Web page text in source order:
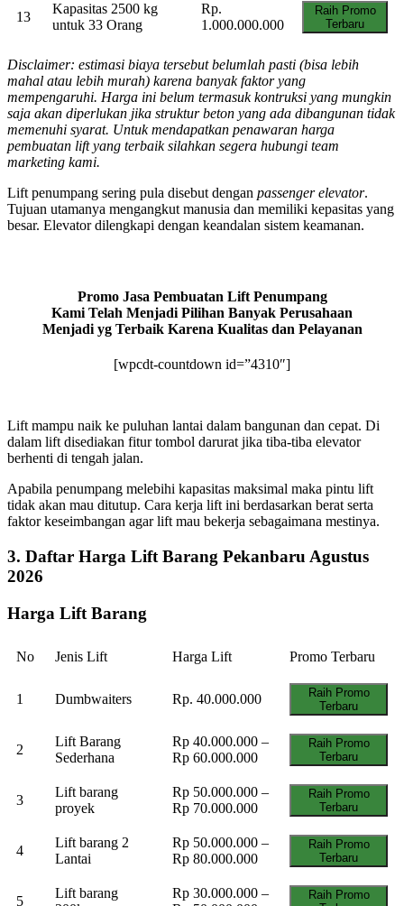
13
Kapasitas 2500 kg
untuk 33 Orang
Rp.
1.000.000.000
Raih Promo
Terbaru
Disclaimer: estimasi biaya tersebut belumlah pasti (bisa lebih
mahal atau lebih murah) karena banyak faktor yang
mempengaruhi. Harga ini belum termasuk kontruksi yang mungkin
saja akan diperlukan jika struktur beton yang ada dibangunan tidak
memenuhi syarat. Untuk mendapatkan penawaran harga
pembuatan lift yang terbaik silahkan segera hubungi team
marketing kami.
Lift penumpang sering pula disebut dengan passenger elevator.
Tujuan utamanya mengangkut manusia dan memiliki kepasitas yang
besar. Elevator dilengkapi dengan keandalan sistem keamanan.
Promo Jasa Pembuatan Lift Penumpang
Kami Telah Menjadi Pilihan Banyak Perusahaan
Menjadi yg Terbaik Karena Kualitas dan Pelayanan
[wpcdt-countdown id=”4310″]
Lift mampu naik ke puluhan lantai dalam bangunan dan cepat. Di
dalam lift disediakan fitur tombol darurat jika tiba-tiba elevator
berhenti di tengah jalan.
Apabila penumpang melebihi kapasitas maksimal maka pintu lift
tidak akan mau ditutup. Cara kerja lift ini berdasarkan berat serta
faktor keseimbangan agar lift mau bekerja sebagaimana mestinya.
3. Daftar Harga Lift Barang Pekanbaru Agustus
2026
Harga Lift Barang
No Jenis Lift Harga Lift Promo Terbaru
1 Dumbwaiters Rp. 40.000.000
Raih Promo
Terbaru
2
Lift Barang
Sederhana
Rp 40.000.000 –
Rp 60.000.000
Raih Promo
Terbaru
3
Lift barang
proyek
Rp 50.000.000 –
Rp 70.000.000
Raih Promo
Terbaru
4
Lift barang 2
Lantai
Rp 50.000.000 –
Rp 80.000.000
Raih Promo
Terbaru
5
Lift barang
Rp 30.000.000 –
Raih Promo